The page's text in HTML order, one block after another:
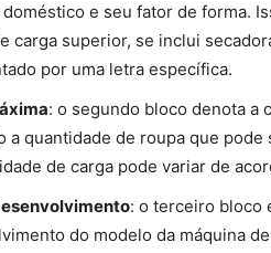
e seu fator de forma.
carga superior, se inclui
por uma letra específica.
: o segundo bloco denota a
a quantidade de roupa que
de carga pode variar de
: o terceiro bloco
do modelo da máquina